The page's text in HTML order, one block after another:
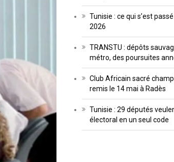
Tunisie : ce qui s’est
2026
TRANSTU : dépôts
métro, des poursuites
Club Africain sacré
remis le 14 mai à Radès
Tunisie : 29 députés
électoral en un seul code